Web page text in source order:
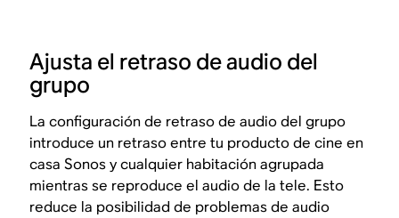
Ajusta el retraso de audio del
grupo
La configuración de retraso de audio del grupo
introduce un retraso entre tu producto de cine en
casa Sonos y cualquier habitación agrupada
mientras se reproduce el audio de la tele. Esto
reduce la posibilidad de problemas de audio